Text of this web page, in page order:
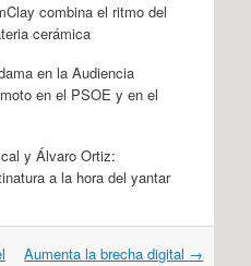
combina el ritmo del
cerámica
en la Audiencia
en el PSOE y en el
y Álvaro Ortiz:
a la hora del yantar
Aumenta la brecha digital →